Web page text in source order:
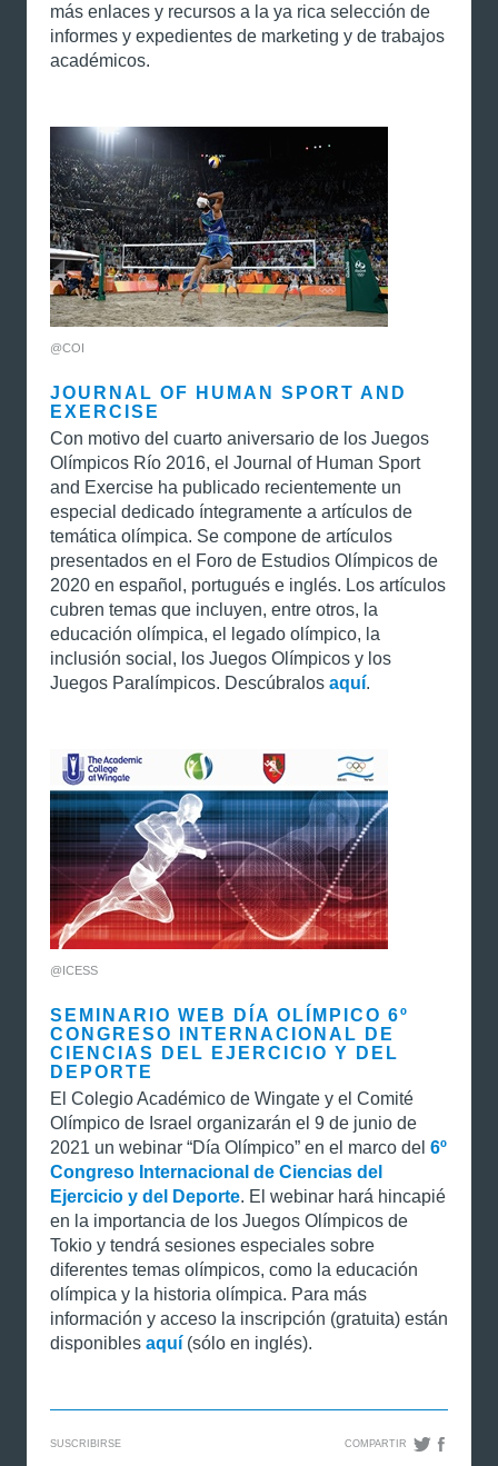
más enlaces y recursos a la ya rica selección de
informes y expedientes de marketing y de trabajos
académicos.
@COI
JOURNAL OF HUMAN SPORT AND
EXERCISE
Con motivo del cuarto aniversario de los Juegos
Olímpicos Río 2016, el Journal of Human Sport
and Exercise ha publicado recientemente un
especial dedicado íntegramente a artículos de
temática olímpica. Se compone de artículos
presentados en el Foro de Estudios Olímpicos de
2020 en español, portugués e inglés. Los artículos
cubren temas que incluyen, entre otros, la
educación olímpica, el legado olímpico, la
inclusión social, los Juegos Olímpicos y los
Juegos Paralímpicos. Descúbralos aquí.
@ICESS
SEMINARIO WEB DÍA OLÍMPICO 6º
CONGRESO INTERNACIONAL DE
CIENCIAS DEL EJERCICIO Y DEL
DEPORTE
El Colegio Académico de Wingate y el Comité
Olímpico de Israel organizarán el 9 de junio de
2021 un webinar “Día Olímpico” en el marco del 6º
Congreso Internacional de Ciencias del
Ejercicio y del Deporte. El webinar hará hincapié
en la importancia de los Juegos Olímpicos de
Tokio y tendrá sesiones especiales sobre
diferentes temas olímpicos, como la educación
olímpica y la historia olímpica. Para más
información y acceso la inscripción (gratuita) están
disponibles aquí (sólo en inglés).
SUSCRIBIRSE COMPARTIR